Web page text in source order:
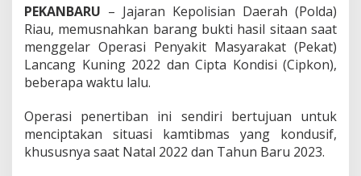
u
M
u
s
B
a
r
a
PEKANBARU – Jajaran Kepolisian Daerah (Polda)
Riau, memusnahkan barang bukti hasil sitaan saat
menggelar Operasi Penyakit Masyarakat (Pekat)
Lancang Kuning 2022 dan Cipta Kondisi (Cipkon),
beberapa waktu lalu.
Operasi penertiban ini sendiri bertujuan untuk
menciptakan situasi kamtibmas yang kondusif,
khususnya saat Natal 2022 dan Tahun Baru 2023.